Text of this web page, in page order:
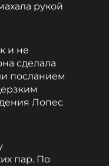
рукой
и не
сделала
посланием
Лопес
пар. По